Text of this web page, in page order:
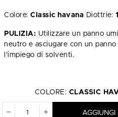
Colore: Classic havana Diottrie:
PULIZIA: Utilizzare un panno
neutro e asciugare con un
l’impiego di solventi.
COLORE: CLASSIC